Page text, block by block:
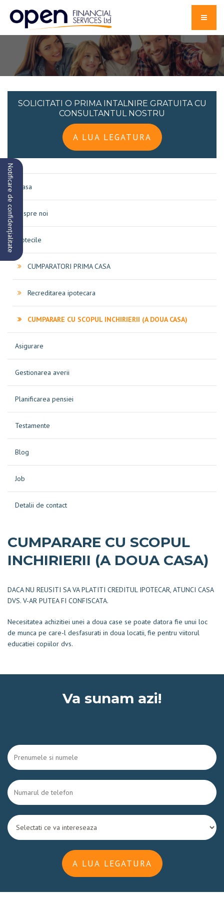
Notificare de confidențialitate
SOLICITATI O PRIMA INTALNIRE GRATUITA CU
CONSULTANTUL NOSTRU
A LUA LEGATURA
Acasa
Despre noi
Ipotecile
CUMPARATORI PRIMA CASA
Recreditarea ipotecara
CUMPARARE CU SCOPUL INCHIRIERII (A DOUA CASA)
Asigurare
Gestionarea averii
Planificarea pensiei
Testamente
Blog
Job
Detalii de contact
CUMPARARE CU SCOPUL
INCHIRIERII (A DOUA CASA)
DACA NU REUSITI SA VA PLATITI CREDITUL IPOTECAR, ATUNCI CASA
DVS. V-AR PUTEA FI CONFISCATA.
Necesitatea achizitiei unei a doua case se poate datora fie unui loc
de munca pe care-l desfasurati in doua locatii, fie pentru viitorul
educatiei copiilor dvs.
Va sunam azi!